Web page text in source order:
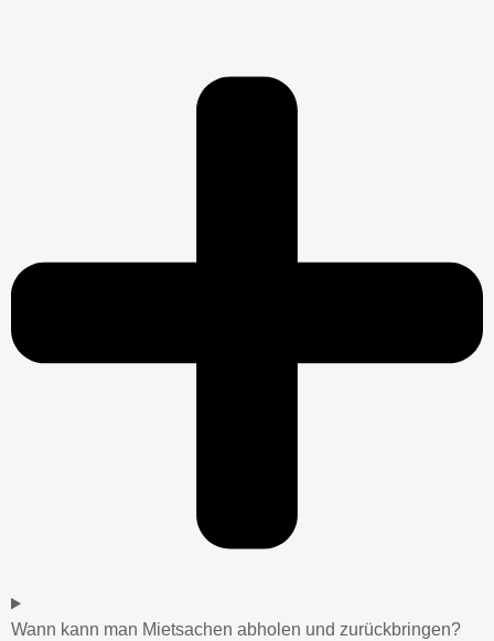
Wann kann man Mietsachen abholen und zurückbringen?